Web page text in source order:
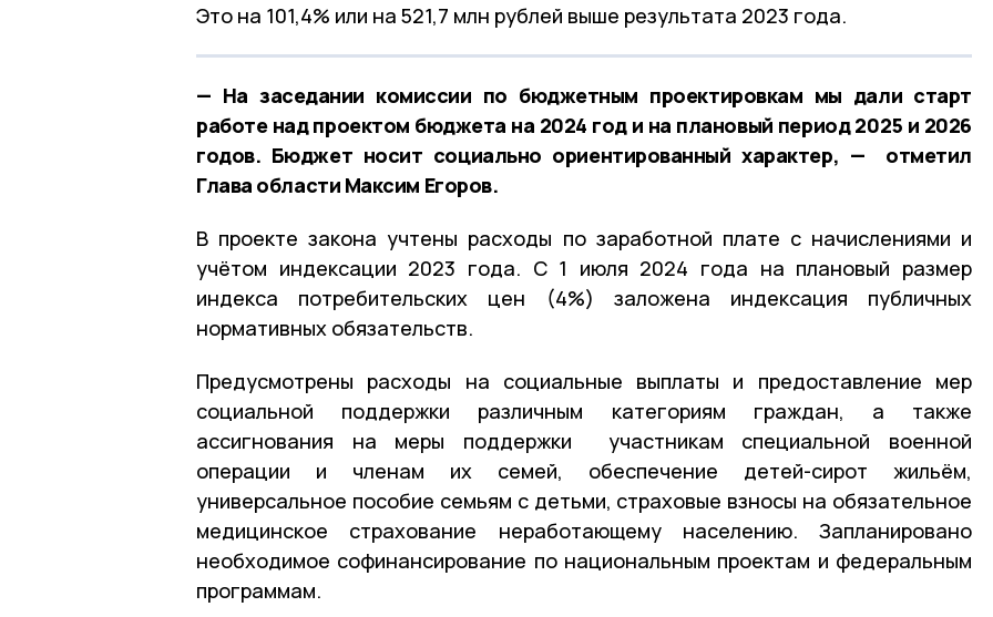
Это на 101,4% или на 521,7 млн рублей выше результата 2023 года.
— На заседании комиссии по бюджетным проектировкам мы дали старт
работе над проектом бюджета на 2024 год и на плановый период 2025 и 2026
годов. Бюджет носит социально ориентированный характер, — отметил
Глава области Максим Егоров.
В проекте закона учтены расходы по заработной плате с начислениями и
учётом индексации 2023 года. С 1 июля 2024 года на плановый размер
индекса потребительских цен (4%) заложена индексация публичных
нормативных обязательств.
Предусмотрены расходы на социальные выплаты и предоставление мер
социальной поддержки различным категориям граждан, а также
ассигнования на меры поддержки участникам специальной военной
операции и членам их семей, обеспечение детей-сирот жильём,
универсальное пособие семьям с детьми, страховые взносы на обязательное
медицинское страхование неработающему населению. Запланировано
необходимое софинансирование по национальным проектам и федеральным
программам.